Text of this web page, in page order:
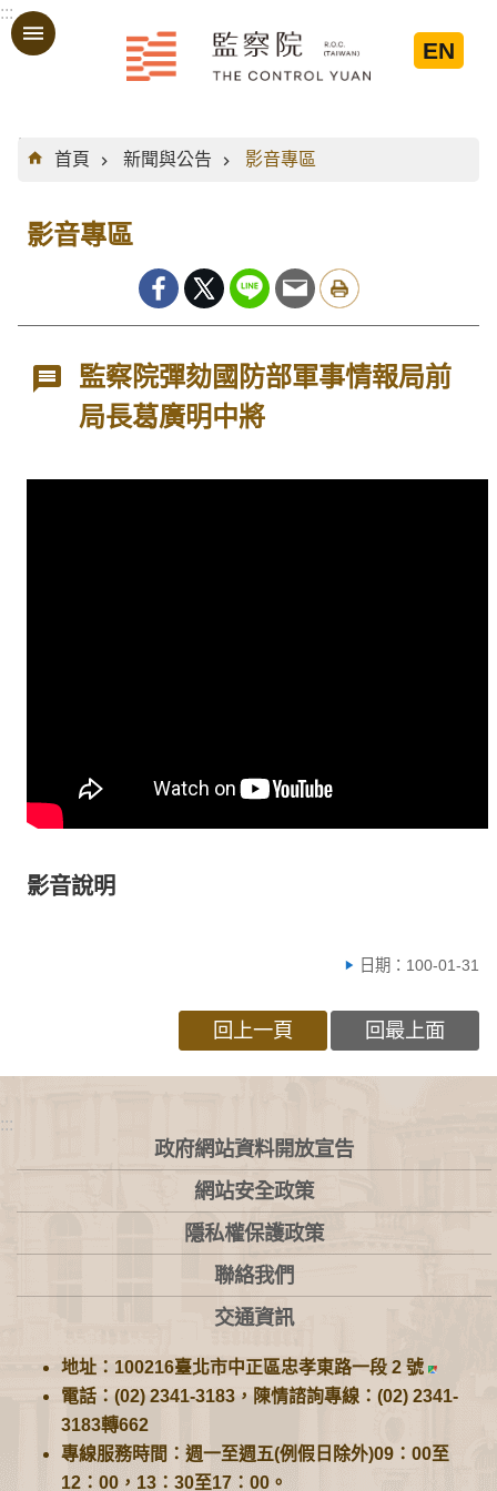
跳到主要內容區塊
:::
EN
:::
首頁
新聞與公告 影音專區
影音專區
監察院彈劾國防部軍事情報局前
局長葛廣明中將
影音說明
日期：100-01-31
回上一頁 回最上面
:::
政府網站資料開放宣告
網站安全政策
隱私權保護政策
聯絡我們
交通資訊
地址：100216臺北市中正區忠孝東路一段 2 號
電話：(02) 2341-3183，陳情諮詢專線：(02) 2341-
3183轉662
專線服務時間：週一至週五(例假日除外)09：00至
12：00，13：30至17：00。